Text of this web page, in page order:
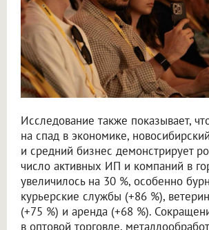
Исследование также показывает,
на спад в экономике,
и средний бизнес демонстрирует
число активных ИП и компаний в
увеличилось на 30 %, особенно
курьерские службы (+86 %),
(+75 %) и аренда (+68 %).
в оптовой торговле,